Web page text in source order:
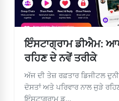
ਇੰਸਟਾਗ੍ਰਾਮ ਡੀਐਮ:
ਰਹਿਣ ਦੇ ਨਵੇਂ ਤਰੀਕੇ
ਅੱਜ ਦੀ ਤੇਜ਼ ਰਫ਼ਤਾਰ ਡਿਜੀਟਲ
ਦੋਸਤਾਂ ਅਤੇ ਪਰਿਵਾਰ ਨਾਲ ਜੁੜੇ
ਇੰਸਟਾਗ੍ਰਾਮ ਡ...